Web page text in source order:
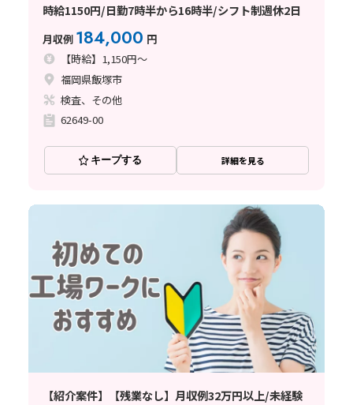
時給1150円/日勤7時半から16時半/シフト制週休2日
月収例 184,000 円
【時給】1,150円～
福岡県飯塚市
検査、その他
62649-00
キープする 詳細を見る
【紹介案件】【残業なし】月収例32万円以上/未経験